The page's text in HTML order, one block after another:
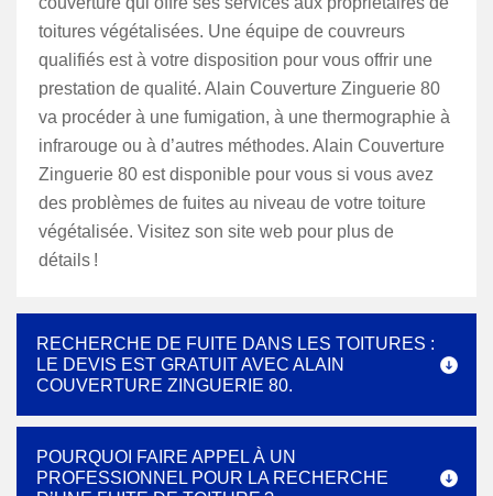
toitures végétalisées. Une équipe de couvreurs
qualifiés est à votre disposition pour vous offrir une
prestation de qualité. Alain Couverture Zinguerie 80
va procéder à une fumigation, à une thermographie à
infrarouge ou à d’autres méthodes. Alain Couverture
Zinguerie 80 est disponible pour vous si vous avez
des problèmes de fuites au niveau de votre toiture
végétalisée. Visitez son site web pour plus de
détails !
RECHERCHE DE FUITE DANS LES TOITURES :
LE DEVIS EST GRATUIT AVEC ALAIN
COUVERTURE ZINGUERIE 80.
POURQUOI FAIRE APPEL À UN
PROFESSIONNEL POUR LA RECHERCHE